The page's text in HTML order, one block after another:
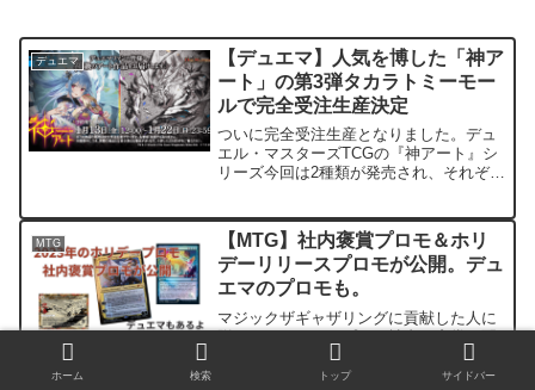
デュエマ
【デュエマ】人気を博した「神ア
ート」の第3弾タカラトミーモー
ルで完全受注生産決定
ついに完全受注生産となりました。デュ
エル・マスターズTCGの『神アート』シ
リーズ今回は2種類が発売され、それぞれ
式・タカラトミーモールで行われます。
今回発売さ...
MTG
【MTG】社内褒賞プロモ＆ホリ
デーリリースプロモが公開。デュ
エマのプロモも。
マジックザギャザリングに貢献した人に
贈られるホリデープロモ社内の褒賞で配
られるプロモが公開されました。一般的
にはWPNネットワーク加盟店などマジッ
ホーム 検索 トップ サイドバー